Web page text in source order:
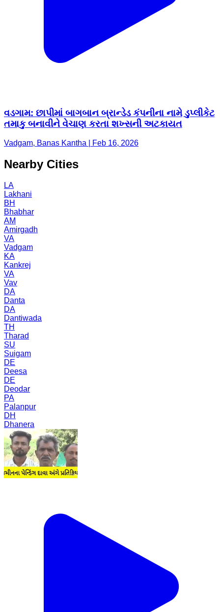
વડગામ: છાપીમાં બાગબાન બ્રાન્ડેડ કંપનીના નામે ડુપ્લીકેટ
તમાકુ બનાવીને વેચાણ કરતા શખ્સની અટકાયત
Vadgam, Banas Kantha | Feb 16, 2026
Nearby Cities
LA
Lakhani
BH
Bhabhar
AM
Amirgadh
VA
Vadgam
KA
Kankrej
VA
Vav
DA
Danta
DA
Dantiwada
TH
Tharad
SU
Suigam
DE
Deesa
DE
Deodar
PA
Palanpur
DH
Dhanera